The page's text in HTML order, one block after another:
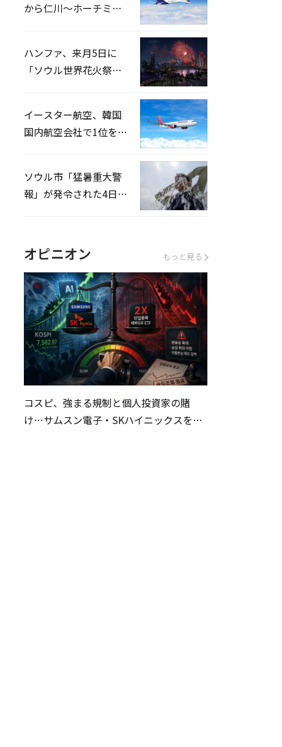
から仁川〜ホーチミン
ハンファ、来月5日に
「ソウル世界花火祭り
イースター航空、韓国
国内航空会社で1位を記
ソウル市「猛暑重大警
報」が発令された4日、
オピニオン もっと見る
コスピ、強まる規制と個人投資家の賭
け…サムスン電子・SKハイニックスを巡